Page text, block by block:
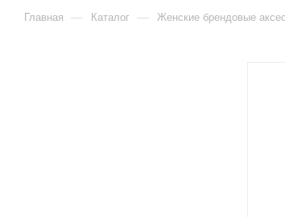
Главная — Каталог — Женские брендовые